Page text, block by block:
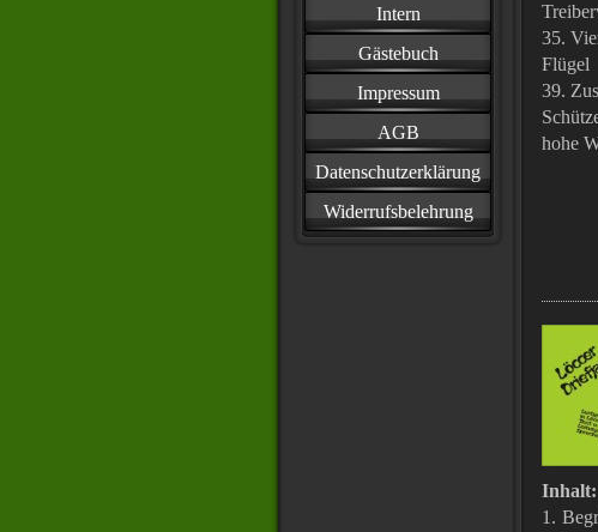
Intern
Gästebuch
Impressum
AGB
Datenschutzerklärung
Widerrufsbelehrung
35.
Flügel
39.
hohe
Inhalt:
1.